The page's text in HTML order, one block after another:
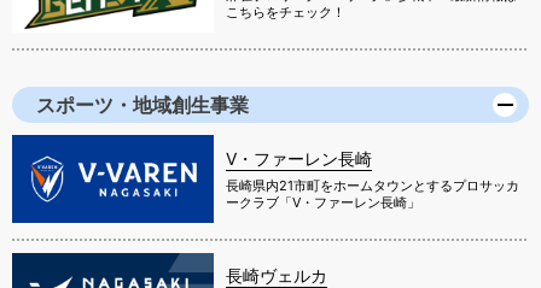
こちらをチェック！
スポーツ・地域創生事業
V・ファーレン長崎
長崎県内21市町をホームタウンとするプロサッカ
ークラブ「V・ファーレン長崎」
長崎ヴェルカ